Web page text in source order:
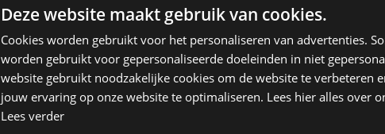
Deze website maakt gebruik van cookies.
Cookies worden gebruikt voor het personaliseren van advertenties.
worden gebruikt voor gepersonaliseerde doeleinden in niet
website gebruikt noodzakelijke cookies om de website te verbeteren
jouw ervaring op onze website te optimaliseren. Lees hier alles over
Lees verder